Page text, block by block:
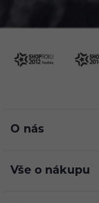
O nás
Vše o nákupu